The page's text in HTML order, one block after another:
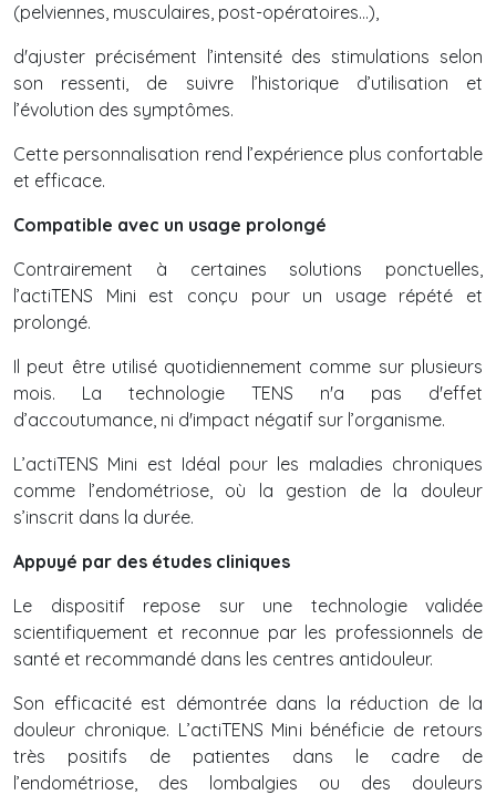
(pelviennes, musculaires, post-opératoires…),
d'ajuster précisément l’intensité des stimulations selon
son ressenti, de suivre l’historique d’utilisation et
l’évolution des symptômes.
Cette personnalisation rend l’expérience plus confortable
et efficace.
Compatible avec un usage prolongé
Contrairement à certaines solutions ponctuelles,
l’actiTENS Mini est conçu pour un usage répété et
prolongé.
Il peut être utilisé quotidiennement comme sur plusieurs
mois. La technologie TENS n'a pas d'effet
d’accoutumance, ni d'impact négatif sur l’organisme.
L’actiTENS Mini est Idéal pour les maladies chroniques
comme l’endométriose, où la gestion de la douleur
s’inscrit dans la durée.
Appuyé par des études cliniques
Le dispositif repose sur une technologie validée
scientifiquement et reconnue par les professionnels de
santé et recommandé dans les centres antidouleur.
Son efficacité est démontrée dans la réduction de la
douleur chronique. L’actiTENS Mini bénéficie de retours
très positifs de patientes dans le cadre de
l’endométriose, des lombalgies ou des douleurs